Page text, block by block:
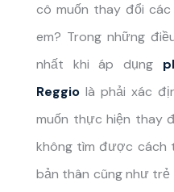
cô muốn thay đổi
em? Trong những
nhất khi áp dụng
Reggio là phải xác
muốn thực hiện thay
không tìm được cách
bản thân cũng như